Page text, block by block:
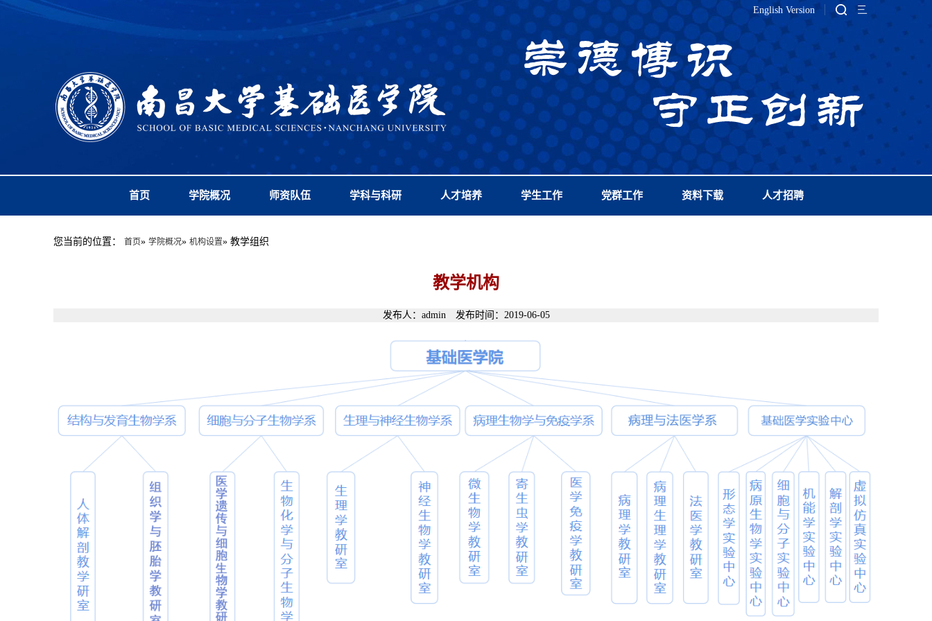
English Version
首页 学院概况 师资队伍 学科与科研 人才培养 学生工作 党群工作 资料下载 人才招聘
您当前的位置： 首页» 学院概况» 机构设置» 教学组织
教学机构
发布人：admin 发布时间：2019-06-05